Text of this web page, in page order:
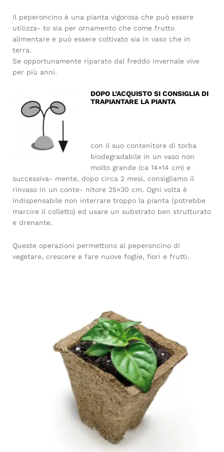
Il peperoncino è una pianta vigorosa che può essere
utilizza- to sia per ornamento che come frutto
alimentare e può essere coltivato sia in vaso che in
terra.
Se opportunamente riparato dal freddo invernale vive
per più anni.
DOPO L’ACQUISTO SI CONSIGLIA DI
TRAPIANTARE LA PIANTA
con il suo contenitore di torba
biodegradabile in un vaso non
molto grande (ca 14×14 cm) e
successiva- mente, dopo circa 2 mesi, consigliamo il
rinvaso in un conte- nitore 25×30 cm. Ogni volta è
indispensabile non interrare troppo la pianta (potrebbe
marcire il colletto) ed usare un substrato ben strutturato
e drenante.
Queste operazioni permettono al peperoncino di
vegetare, crescere e fare nuove foglie, fiori e frutti.